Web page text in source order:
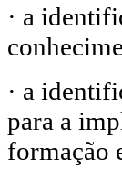
· a
· a
para a
formação